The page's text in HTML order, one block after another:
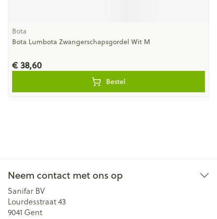
Bota
Bota Lumbota Zwangerschapsgordel Wit M
€ 38,60
Bestel
Neem contact met ons op
Sanifar BV
Lourdesstraat 43
9041 Gent